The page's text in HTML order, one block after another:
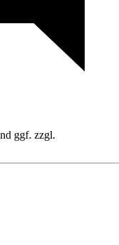
ggf. zzgl.